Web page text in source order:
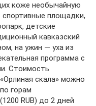
коже необычайную
спортивные площадки,
детские
кавказский
на ужин — уха из
программа с
Стоимость
скала» можно
горам
RUB) до 2 дней